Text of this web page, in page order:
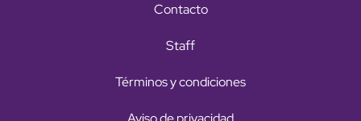
Contacto
Staff
Términos y condiciones